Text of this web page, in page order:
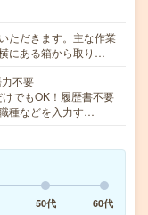
ただきます。主な作業
にある箱から取り…
不要
でもOK！履歴書不要
種などを入力す…
50代 60代